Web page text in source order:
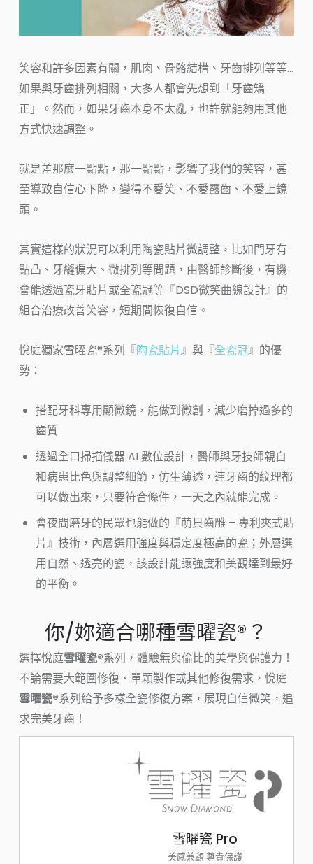
笑容和許多因素有關，肌肉、骨骼結構、牙齒排列等等…
如果與牙齒排列相關，大多人都會先想到「牙齒矯
正」。然而，如果牙齒本身不太亂，也許就能夠用其他
方式快速調整。
就是差那麼一點點，那一點點，影響了我們的笑容，甚
至導致自信心下降，變得不愛笑、不愛露齒、不愛上鏡
頭。
其實這樣的狀況可以利用陶瓷貼片微調整，比如門牙有
點凸、牙縫偏大、微排列等問題，由醫師診斷後，有機
會能透過瓷牙貼片或全瓷冠等『DSD微笑曲線設計』的
組合治療改善笑容，短期間恢復自信。
悅庭獨家雪曜瓷®系列『陶瓷貼片』與『全瓷冠』的優
勢：
搭配牙科專用顯微鏡，能做到微創，減少磨掉過多的
齒質
透過全口掃描儀器 AI 數位設計，醫師與牙技師親自
和病患比色與調整細節，仿生薄透，連牙齒的紋理都
可以做出來，只要符合條件，一天之內就能完成。
會夜間磨牙的民眾也能做的『萌貝齒雕 – 專利夾式貼
片』技術，內層選用強度與穩定度極高的瓷；外層選
用自然、透亮的瓷，該設計能讓強度和美觀達到最好
的平衡。
你/妳適合哪種雪曜瓷®？
選擇悅庭雪曜瓷®系列，體驗無與倫比的美學與保護力！
不論需要大範圍修復、單顆製作或其他修復需求，悅庭
雪曜瓷®系列給予多樣全瓷修復方案，展現自信微笑，追
求完美牙齒！
雪曜瓷 Pro
美感兼顧 尊貴保護